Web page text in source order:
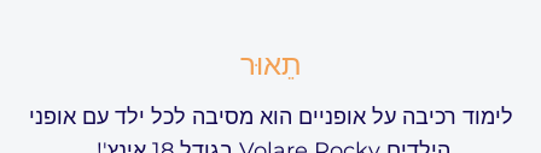
תֵאוּר
לימוד רכיבה על אופניים הוא מסיבה לכל ילד עם אופני